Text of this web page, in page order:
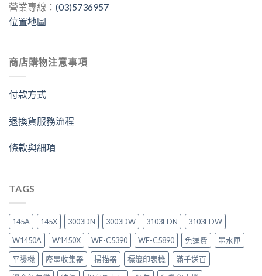
營業專線： (03)5736957
位置地圖
商店購物注意事項
付款方式
退換貨服務流程
條款與細項
TAGS
145A 145X 3003DN 3003DW 3103FDN
3103FDW
W1450A
W1450X WF-C5390 WF-C5890 免運費
墨水匣
平燙機
廢墨收集器 掃描器 標籤印表機
滿千送百